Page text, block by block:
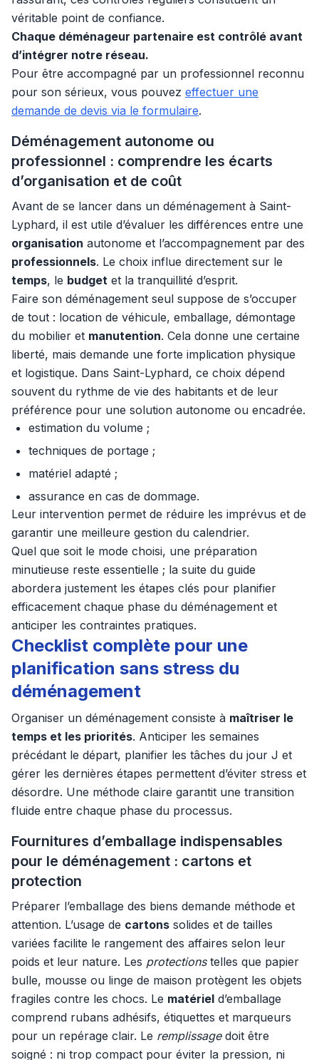
véritable point de confiance.
Chaque déménageur partenaire est contrôlé avant
d’intégrer notre réseau.
Pour être accompagné par un professionnel reconnu
pour son sérieux, vous pouvez effectuer une
demande de devis via le formulaire.
Déménagement autonome ou
professionnel : comprendre les écarts
d’organisation et de coût
Avant de se lancer dans un déménagement à Saint-
Lyphard, il est utile d’évaluer les différences entre une
organisation autonome et l’accompagnement par des
professionnels. Le choix influe directement sur le
temps, le budget et la tranquillité d’esprit.
Faire son déménagement seul suppose de s’occuper
de tout : location de véhicule, emballage, démontage
du mobilier et manutention. Cela donne une certaine
liberté, mais demande une forte implication physique
et logistique. Dans Saint-Lyphard, ce choix dépend
souvent du rythme de vie des habitants et de leur
préférence pour une solution autonome ou encadrée.
estimation du volume ;
techniques de portage ;
matériel adapté ;
assurance en cas de dommage.
Leur intervention permet de réduire les imprévus et de
garantir une meilleure gestion du calendrier.
Quel que soit le mode choisi, une préparation
minutieuse reste essentielle ; la suite du guide
abordera justement les étapes clés pour planifier
efficacement chaque phase du déménagement et
anticiper les contraintes pratiques.
Checklist complète pour une
planification sans stress du
déménagement
Organiser un déménagement consiste à maîtriser le
temps et les priorités. Anticiper les semaines
précédant le départ, planifier les tâches du jour J et
gérer les dernières étapes permettent d’éviter stress et
désordre. Une méthode claire garantit une transition
fluide entre chaque phase du processus.
Fournitures d’emballage indispensables
pour le déménagement : cartons et
protection
Préparer l’emballage des biens demande méthode et
attention. L’usage de cartons solides et de tailles
variées facilite le rangement des affaires selon leur
poids et leur nature. Les protectionstelles que papier
bulle, mousse ou linge de maison protègent les objets
fragiles contre les chocs. Le matériel d’emballage
comprend rubans adhésifs, étiquettes et marqueurs
pour un repérage clair. Le remplissagedoit être
soigné : ni trop compact pour éviter la pression, ni